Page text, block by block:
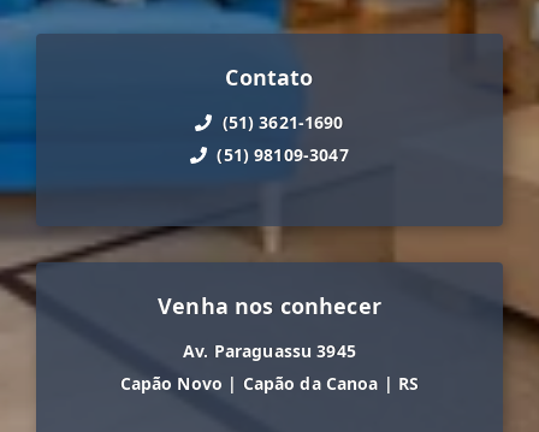
Contato
(51) 3621-1690
(51) 98109-3047
Venha nos conhecer
Av. Paraguassu 3945
Capão Novo | Capão da Canoa | RS